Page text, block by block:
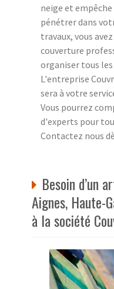
neige et
pénétrer dans
travaux, vous
couverture
organiser tous
L'entreprise
sera à votre
Vous pourrez
d'experts pour
Contactez nous
Besoin d’un
Aignes, Haute-
à la société